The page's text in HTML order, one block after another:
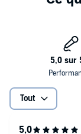
Tout